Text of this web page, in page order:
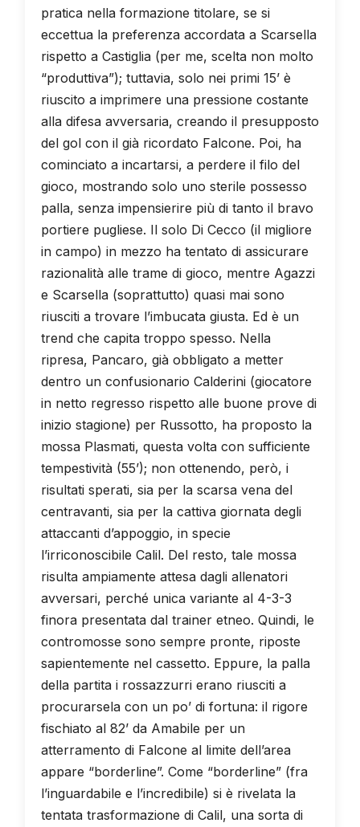
pratica nella formazione titolare, se si
eccettua la preferenza accordata a Scarsella
rispetto a Castiglia (per me, scelta non molto
“produttiva”); tuttavia, solo nei primi 15’ è
riuscito a imprimere una pressione costante
alla difesa avversaria, creando il presupposto
del gol con il già ricordato Falcone. Poi, ha
cominciato a incartarsi, a perdere il filo del
gioco, mostrando solo uno sterile possesso
palla, senza impensierire più di tanto il bravo
portiere pugliese. Il solo Di Cecco (il migliore
in campo) in mezzo ha tentato di assicurare
razionalità alle trame di gioco, mentre Agazzi
e Scarsella (soprattutto) quasi mai sono
riusciti a trovare l’imbucata giusta. Ed è un
trend che capita troppo spesso. Nella
ripresa, Pancaro, già obbligato a metter
dentro un confusionario Calderini (giocatore
in netto regresso rispetto alle buone prove di
inizio stagione) per Russotto, ha proposto la
mossa Plasmati, questa volta con sufficiente
tempestività (55’); non ottenendo, però, i
risultati sperati, sia per la scarsa vena del
centravanti, sia per la cattiva giornata degli
attaccanti d’appoggio, in specie
l’irriconoscibile Calil. Del resto, tale mossa
risulta ampiamente attesa dagli allenatori
avversari, perché unica variante al 4-3-3
finora presentata dal trainer etneo. Quindi, le
contromosse sono sempre pronte, riposte
sapientemente nel cassetto. Eppure, la palla
della partita i rossazzurri erano riusciti a
procurarsela con un po’ di fortuna: il rigore
fischiato al 82’ da Amabile per un
atterramento di Falcone al limite dell’area
appare “borderline”. Come “borderline” (fra
l’inguardabile e l’incredibile) si è rivelata la
tentata trasformazione di Calil, una sorta di